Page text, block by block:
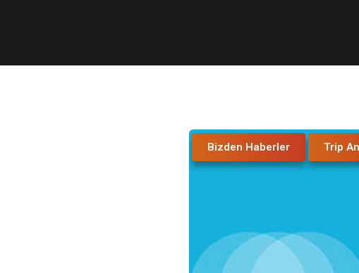
Bizden Haberler Trip